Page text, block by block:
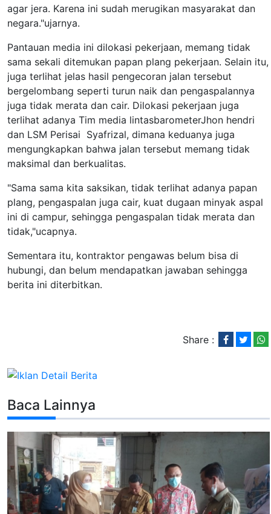
agar jera. Karena ini sudah merugikan masyarakat dan
negara."ujarnya.
Pantauan media ini dilokasi pekerjaan, memang tidak
sama sekali ditemukan papan plang pekerjaan. Selain itu,
juga terlihat jelas hasil pengecoran jalan tersebut
bergelombang seperti turun naik dan pengaspalannya
juga tidak merata dan cair. Dilokasi pekerjaan juga
terlihat adanya Tim media lintasbarometerJhon hendri
dan LSM Perisai Syafrizal, dimana keduanya juga
mengungkapkan bahwa jalan tersebut memang tidak
maksimal dan berkualitas.
"Sama sama kita saksikan, tidak terlihat adanya papan
plang, pengaspalan juga cair, kuat dugaan minyak aspal
ini di campur, sehingga pengaspalan tidak merata dan
tidak,"ucapnya.
Sementara itu, kontraktor pengawas belum bisa di
hubungi, dan belum mendapatkan jawaban sehingga
berita ini diterbitkan.
Share :
Baca Lainnya